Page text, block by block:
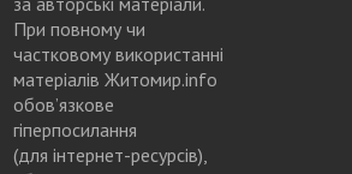
При повному чи
частковому використанні
матеріалів Житомир.info
обов’язкове
гіперпосилання
(для інтернет-ресурсів),